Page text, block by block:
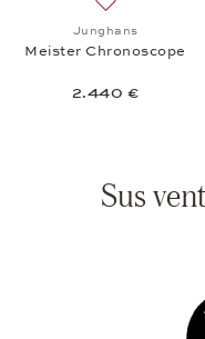
Junghans
Meister Chronoscope
2.440 €
Sus